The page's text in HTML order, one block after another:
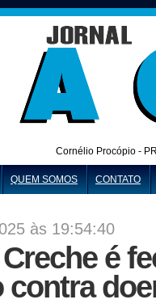
Cornélio Procópio -
QUEM SOMOS CONTATO
às 19:54:40
é
contra